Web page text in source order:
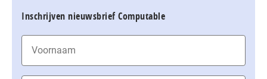
Inschrijven nieuwsbrief Computable